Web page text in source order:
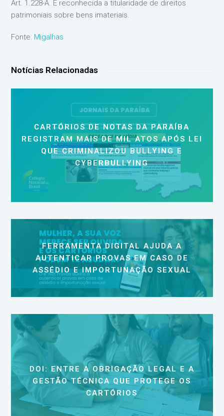
Art. 1.228-A. É reconhecida a titularidade de direitos
patrimoniais sobre bens imateriais.
Fonte: Migalhas
Notícias Relacionadas
CARTÓRIOS DE NOTAS DA PARAÍBA
REGISTRAM MAIS DE MIL ATOS APÓS LEI
QUE CRIMINALIZOU BULLYING E
CYBERBULLYING
FERRAMENTA DIGITAL AJUDA A
AUTENTICAR PROVAS EM CASO DE
ASSÉDIO E IMPORTUNAÇÃO SEXUAL
DOI: ENTRE A OBRIGAÇÃO LEGAL E A
GESTÃO TÉCNICA QUE PROTEGE OS
CARTÓRIOS